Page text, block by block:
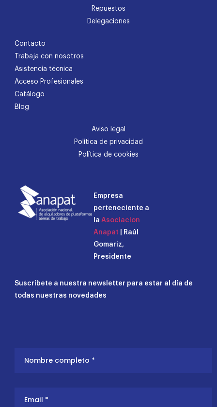
Repuestos
Delegaciones
Contacto
Trabaja con nosotros
Asistencia técnica
Acceso Profesionales
Catálogo
Blog
Aviso legal
Política de privacidad
Política de cookies
Empresa
perteneciente a
la Asociacion
Anapat | Raúl
Gomariz,
Presidente
Suscríbete a nuestra newsletter para estar al día de
todas nuestras novedades